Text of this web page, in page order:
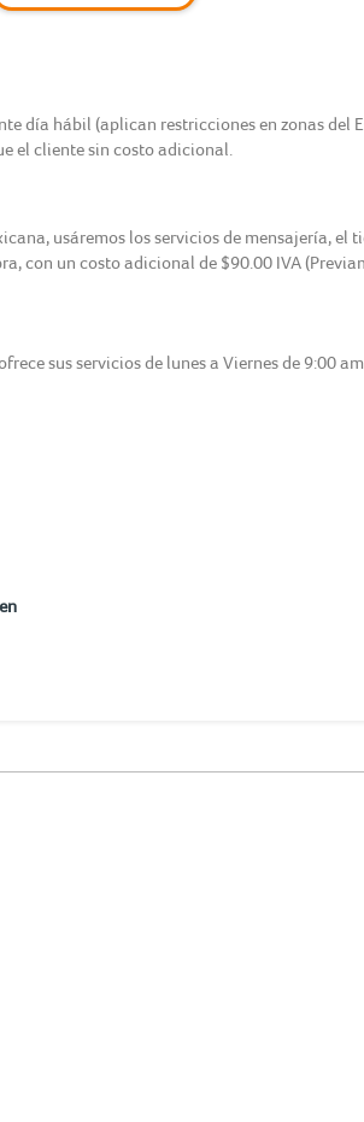
día hábil (aplican restricciones en zonas del
el cliente sin costo adicional.
usáremos los servicios de mensajería, el
con un costo adicional de $90.00 IVA
sus servicios de lunes a Viernes de 9:00